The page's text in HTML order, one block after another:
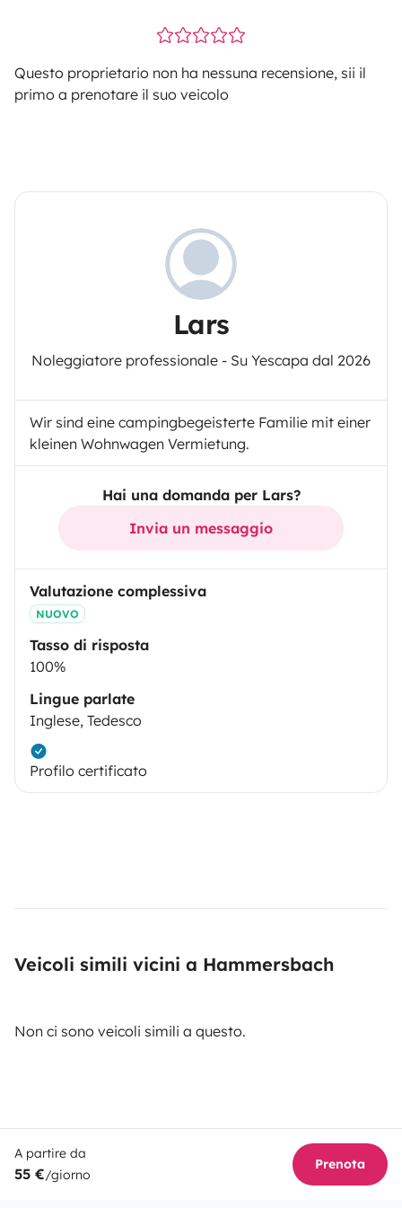
Questo proprietario non ha nessuna recensione, sii il
primo a prenotare il suo veicolo
Lars
Noleggiatore professionale - Su Yescapa dal 2026
Wir sind eine campingbegeisterte Familie mit einer
kleinen Wohnwagen Vermietung.
Hai una domanda per Lars?
Invia un messaggio
Valutazione complessiva
NUOVO
Tasso di risposta
100%
Lingue parlate
Inglese, Tedesco
Profilo certificato
Veicoli simili vicini a Hammersbach
Non ci sono veicoli simili a questo.
A partire da
55 €/giorno
Prenota